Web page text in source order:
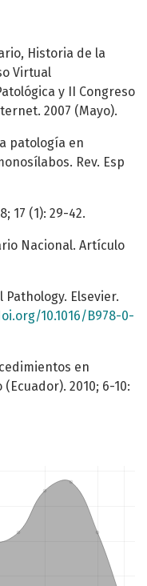
Historia de la
Virtual
y II Congreso
2007 (Mayo).
patología en
Rev. Esp
17 (1): 29-42.
Nacional. Artículo
Pathology. Elsevier.
10.1016/B978-0-
en
2010; 6-10: